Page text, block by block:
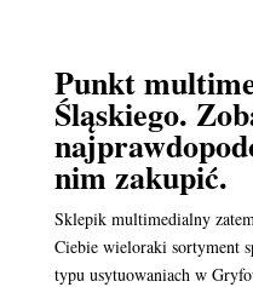
Punkt
Śląskiego.
nim zakupić.
Sklepik multimedialny
Ciebie wieloraki sortyment
typu usytuowaniach w